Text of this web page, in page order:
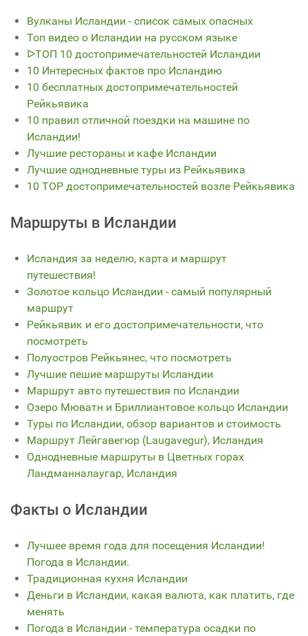
Вулканы Исландии - список самых опасных
Топ видео о Исландии на русском языке
ᐅТОП 10 достопримечательностей Исландии
10 Интересных фактов про Исландию
10 бесплатных достопримечательностей
Рейкьявика
10 правил отличной поездки на машине по
Исландии!
Лучшие рестораны и кафе Исландии
Лучшие однодневные туры из Рейкьявика
10 TOP достопримечательностей возле Рейкьявика
Маршруты в Исландии
Исландия за неделю, карта и маршрут
путешествия!
Золотое кольцо Исландии - самый популярный
маршрут
Рейкьявик и его достопримечательности, что
посмотреть
Полуостров Рейкьянес, что посмотреть
Лучшие пешие маршруты Исландии
Маршрут авто путешествия по Исландии
Озеро Мюватн и Бриллиантовое кольцо Исландии
Туры по Исландии, обзор вариантов и стоимость
Маршрут Лейгавегюр (Laugavegur), Исландия
Однодневные маршруты в Цветных горах
Ландманналаугар, Исландия
Факты о Исландии
Лучшее время года для посещения Исландии!
Погода в Исландии.
Традиционная кухня Исландии
Деньги в Исландии, какая валюта, как платить, где
менять
Погода в Исландии - температура осадки по